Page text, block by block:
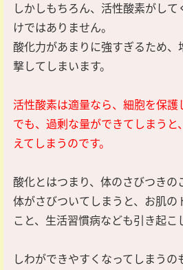
しかしもちろん、活性酸素がし
けではありません。
酸化力があまりに強すぎるため、
撃してしまいます。
活性酸素は適量なら、細胞を保護
でも、過剰な量ができてしまう
えてしまうのです。
酸化とはつまり、体のさびつきの
体がさびついてしまうと、お肌の
こと、生活習慣病なども引き起こ
しわができやすくなってしまうの